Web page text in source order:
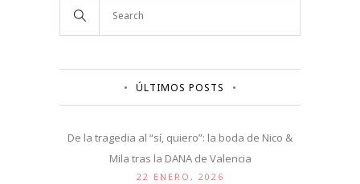
ÚLTIMOS POSTS
De la tragedia al “sí, quiero”: la boda de Nico &
Mila tras la DANA de Valencia
22 ENERO, 2026